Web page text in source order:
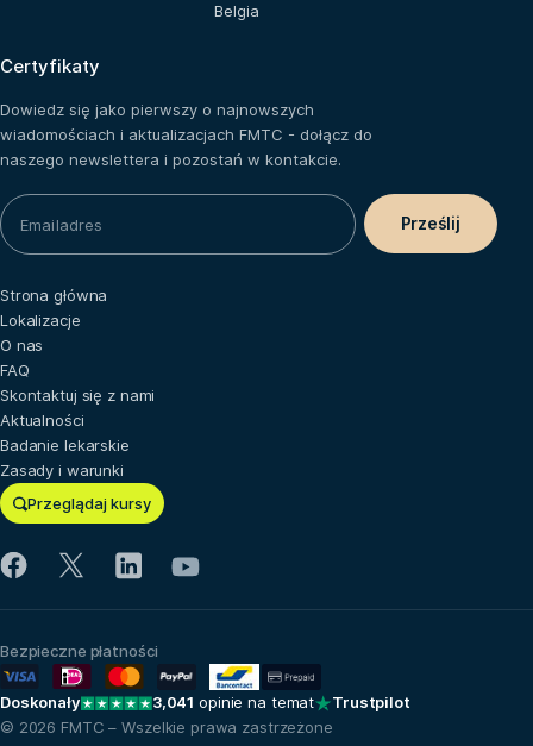
Belgia
Certyfikaty
Dowiedz się jako pierwszy o najnowszych
wiadomościach i aktualizacjach FMTC - dołącz do
naszego newslettera i pozostań w kontakcie.
Przeglądaj kursy
Strona główna
Lokalizacje
O nas
FAQ
Skontaktuj się z nami
Aktualności
Badanie lekarskie
Zasady i warunki
© 2026 FMTC – Wszelkie prawa zastrzeżone
Bezpieczne płatności
Doskonały 3,041 opinie na temat Trustpilot